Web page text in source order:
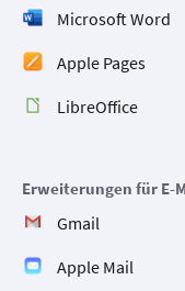
Microsoft Word
Apple Pages
LibreOffice
Erweiterungen für E-
Gmail
Apple Mail